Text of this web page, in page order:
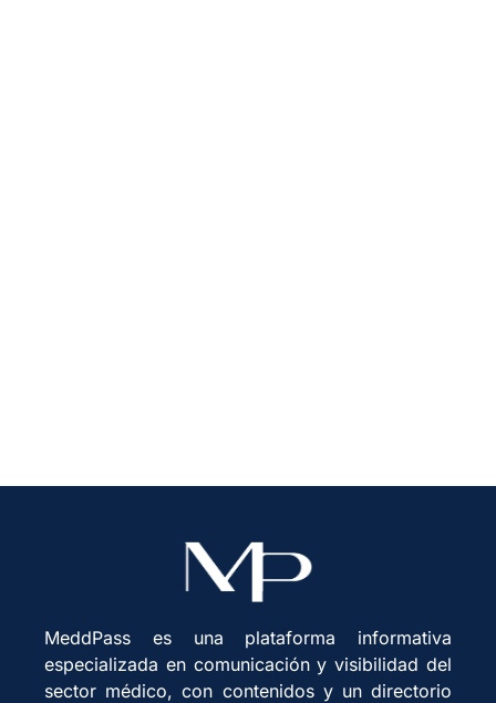
MeddPass es una plataforma informativa
especializada en comunicación y visibilidad del
sector médico, con contenidos y un directorio